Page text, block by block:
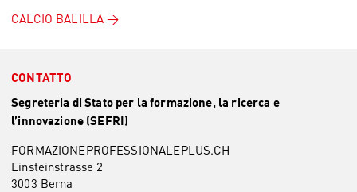
CALCIO BALILLA
CONTATTO
Segreteria di Stato per la formazione, la ricerca e
l’innovazione (SEFRI)
FORMAZIONEPROFESSIONALEPLUS.CH
Einsteinstrasse 2
3003 Berna